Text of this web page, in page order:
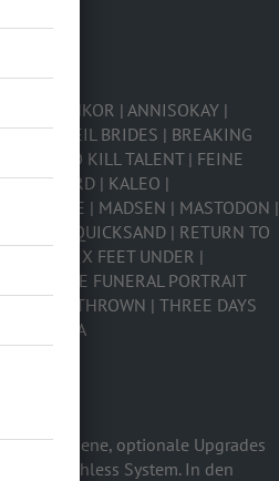
| ANKOR | ANNISOKAY |
BLACK VEIL BRIDES | BREAKING
| EGO KILL TALENT | FEINE
MUSTARD | KALEO |
| MADSEN | MASTODON |
| QUICKSAND | RETURN TO
| SIX FEET UNDER |
| THE FUNERAL PORTRAIT
| THROWN | THREE DAYS
| ZASCHA
verschiedene, optionale Upgrades
das Cashless System. In den